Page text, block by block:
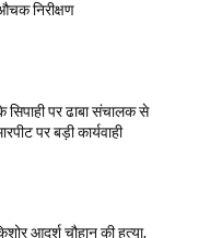
निरीक्षण
पर ढाबा संचालक से
पर बड़ी कार्यवाही
आदर्श चौहान की हत्या,